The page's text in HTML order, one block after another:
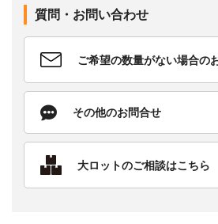
質問・お問い合わせ
ご希望の数量がない場合の
その他のお問合せ
大ロットのご相談はこちら